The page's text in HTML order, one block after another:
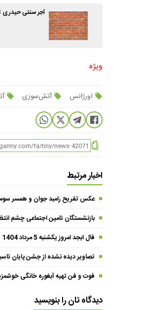
آجر سنتی حیدری 3 نسل در کنار ایرانیان
ویژه
اورژانس آتش‌سوزی
اخبار مرتبط
عکس تفریح رامبد جوان و همسر
بازنشستگان تامین اجتماعی چشم انتظار معوقات 4 میلیون تومانی | معوقات فروردین حقوق
فال ابجد امروز یکشنبه 5 مرداد 1404 | حروف ابجد از تغییرات مثبت خبر می‌دهند !
تصاویر دیده نشده از جشن پایان
فوت و فن تهیه آبغوره خانگی
دیدگاه تان را بنویسید